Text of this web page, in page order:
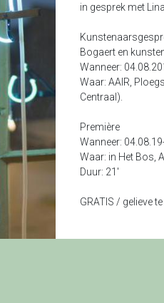
in gesprek met
Bogaert en
Wanneer:
Waar: AAIR,
Centraal).
Première
Wanneer:
Waar: in Het Bos,
Duur: 21'
GRATIS / gelieve